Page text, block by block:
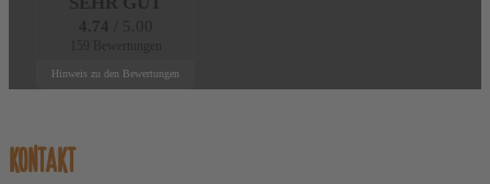
Hinweis zu den Bewertungen
KONTAKT